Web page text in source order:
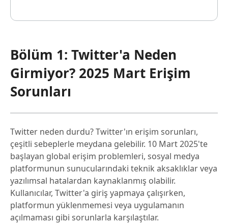
Bölüm 1: Twitter'a Neden
Girmiyor? 2025 Mart Erişim
Sorunları
Twitter neden durdu? Twitter'ın erişim sorunları,
çeşitli sebeplerle meydana gelebilir. 10 Mart 2025'te
başlayan global erişim problemleri, sosyal medya
platformunun sunucularındaki teknik aksaklıklar veya
yazılımsal hatalardan kaynaklanmış olabilir.
Kullanıcılar, Twitter'a giriş yapmaya çalışırken,
platformun yüklenmemesi veya uygulamanın
açılmaması gibi sorunlarla karşılaştılar.